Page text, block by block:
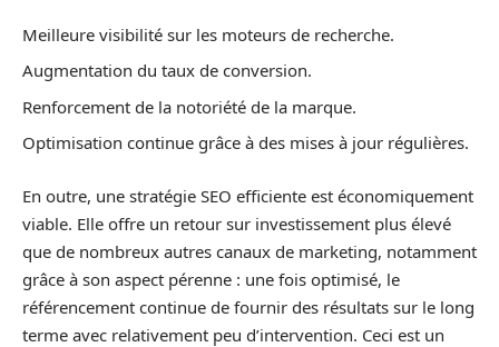
Meilleure visibilité sur les moteurs de recherche.
Augmentation du taux de conversion.
Renforcement de la notoriété de la marque.
Optimisation continue grâce à des mises à jour régulières.
En outre, une stratégie SEO efficiente est économiquement
viable. Elle offre un retour sur investissement plus élevé
que de nombreux autres canaux de marketing, notamment
grâce à son aspect pérenne : une fois optimisé, le
référencement continue de fournir des résultats sur le long
terme avec relativement peu d’intervention. Ceci est un